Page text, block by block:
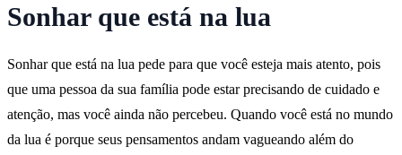
Sonhar que está na lua
Sonhar que está na lua pede para que você esteja mais atento, pois
que uma pessoa da sua família pode estar precisando de cuidado e
atenção, mas você ainda não percebeu. Quando você está no mundo
da lua é porque seus pensamentos andam vagueando além do